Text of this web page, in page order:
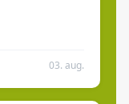
03. aug.